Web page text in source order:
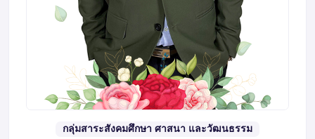
กลุ่มสาระสังคมศึกษา ศาสนา และวัฒนธรรม